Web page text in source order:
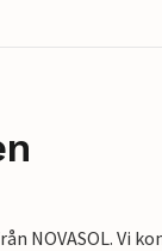
NOVASOL. Vi